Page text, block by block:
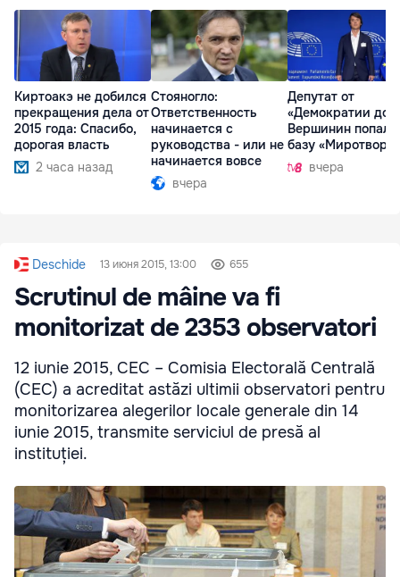
Киртоакэ не добился
прекращения дела от
2015 года: Спасибо,
дорогая власть
2 часа назад
Стояногло:
Ответственность
начинается с
руководства - или не
начинается вовсе
вчера
Депутат от
«Демократии
Вершинин попал в
базу
вчера
Deschide 13 июня 2015, 13:00 655
Scrutinul de mâine va fi
monitorizat de 2353 observatori
12 iunie 2015, CEC – Comisia Electorală Centrală
(CEC) a acreditat astăzi ultimii observatori pentru
monitorizarea alegerilor locale generale din 14
iunie 2015, transmite serviciul de presă al
instituției.